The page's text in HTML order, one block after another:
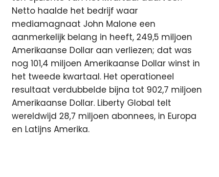
Netto haalde het bedrijf waar
mediamagnaat John Malone een
aanmerkelijk belang in heeft, 249,5 miljoen
Amerikaanse Dollar aan verliezen; dat was
nog 101,4 miljoen Amerikaanse Dollar winst in
het tweede kwartaal. Het operationeel
resultaat verdubbelde bijna tot 902,7 miljoen
Amerikaanse Dollar. Liberty Global telt
wereldwijd 28,7 miljoen abonnees, in Europa
en Latijns Amerika.